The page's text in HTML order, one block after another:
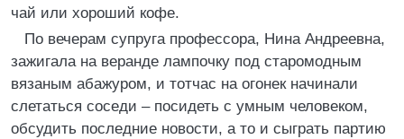
чай или хороший кофе.
По вечерам супруга профессора, Нина Андреевна,
зажигала на веранде лампочку под старомодным
вязаным абажуром, и тотчас на огонек начинали
слетаться соседи – посидеть с умным человеком,
обсудить последние новости, а то и сыграть партию